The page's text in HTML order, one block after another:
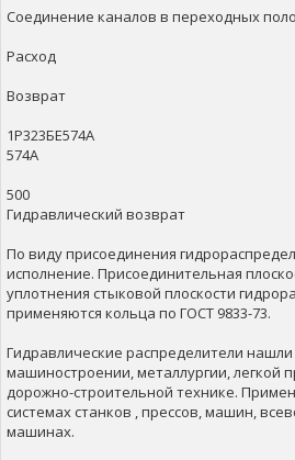
Соединение каналов в переходных
Расход
Возврат
1Р323БЕ574А
574А
500
Гидравлический возврат
По виду присоединения
исполнение. Присоединительная
уплотнения стыковой плоскости
применяются кольца по ГОСТ 9833-73.
Гидравлические распределители
машиностроении, металлургии, легкой
дорожно-строительной технике.
системах станков , прессов, машин,
машинах.